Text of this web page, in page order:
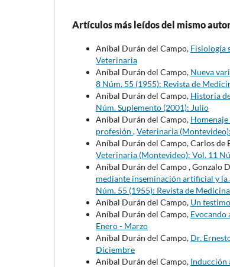
Artículos más leídos del mismo
Aníbal Durán del Campo, Fisiología
Veterinaria
Aníbal Durán del Campo, Nueva
8 Núm. 55 (1955): Revista de
Aníbal Durán del Campo, Historia
Núm. Suplemento (2001): Julio
Aníbal Durán del Campo,
profesión ,Veterinaria
Aníbal Durán del Campo, Carlos de
Veterinaria (Montevideo): Vol. 11
Aníbal Durán del Campo , Gonzalo
mediante inseminación artificial y
Núm. 55 (1955): Revista de
Aníbal Durán del Campo, Un
Aníbal Durán del Campo, Evocando
Enero - Marzo
Aníbal Durán del Campo, Dr.
Diciembre
Aníbal Durán del Campo, Inducción